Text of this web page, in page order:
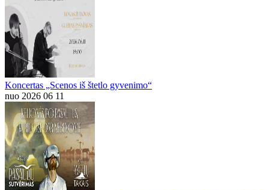
Koncertas „Scenos iš štetlo gyvenimo“
nuo 2026 06 11